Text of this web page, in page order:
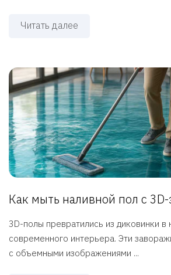
Читать далее
Как мыть наливной пол с
3D-полы превратились из диковинки в
современного интерьера. Эти
с объемными изображениями ...